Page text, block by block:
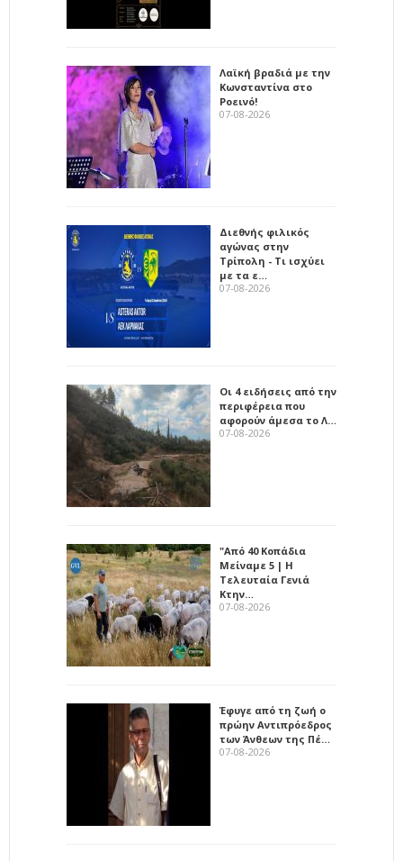
Λαϊκή βραδιά με την
Κωνσταντίνα στο
Ροεινό!
07-08-2026
Διεθνής φιλικός
αγώνας στην
Τρίπολη - Τι ισχύει
με τα ε…
07-08-2026
Οι 4 ειδήσεις από την
περιφέρεια που
αφορούν άμεσα το Λ…
07-08-2026
"Από 40 Κοπάδια
Μείναμε 5 | Η
Τελευταία Γενιά
Κτην…
07-08-2026
Έφυγε από τη ζωή ο
πρώην Αντιπρόεδρος
των Άνθεων της Πέ…
07-08-2026